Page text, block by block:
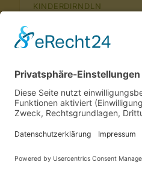
KINDERDIRNDLN
TRACHTEN SAMMELBLATT
PREMIUMKUNDEN
EINKAUFEN
IMPRESSUM KONTAKT